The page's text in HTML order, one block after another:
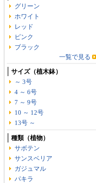
グリーン
ホワイト
レッド
ピンク
ブラック
一覧で見る
サイズ（植木鉢）
～ 3号
4 ～ 6号
7 ～ 9号
10 ～ 12号
13号 ～
種類（植物）
サボテン
サンスベリア
ガジュマル
パキラ